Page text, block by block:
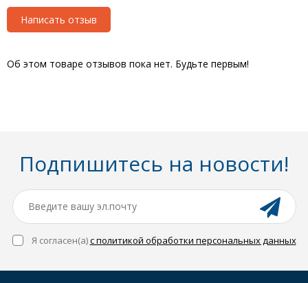
Написать отзыв
Об этом товаре отзывов пока нет. Будьте первым!
Подпишитесь на новости!
Я согласен(a)с политикой обработки персональных данных